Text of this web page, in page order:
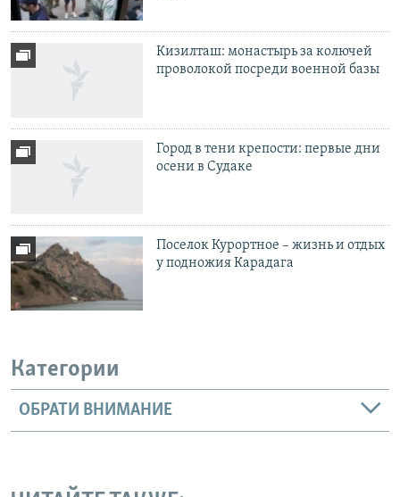
Кизилташ: монастырь за колючей
проволокой посреди военной базы
Город в тени крепости: первые дни
осени в Судаке
Поселок Курортное – жизнь и отдых
у подножия Карадага
Категории
ОБРАТИ ВНИМАНИЕ